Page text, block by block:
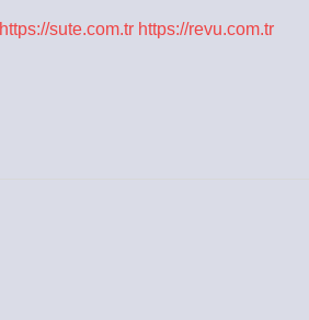
https://sute.com.tr https://revu.com.tr